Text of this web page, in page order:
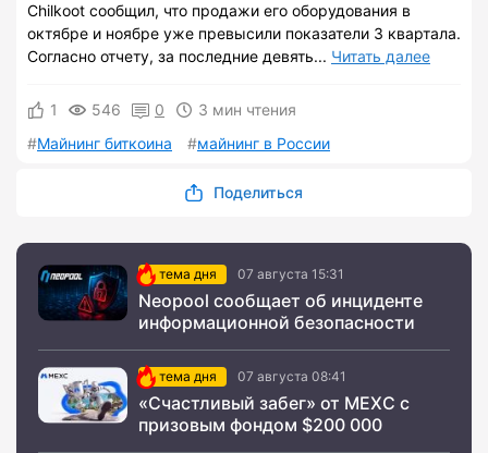
Chilkoot сообщил, что продажи его оборудования в
октябре и ноябре уже превысили показатели 3 квартала.
Согласно отчету, за последние девять... Читать далее
1 546 0
3 мин чтения
Майнинг биткоина
майнинг в России
Поделиться
тема дня 07 августа 15:31
Neopool сообщает об инциденте
информационной безопасности
тема дня 07 августа 08:41
«Счастливый забег» от MEXC с
призовым фондом $200 000